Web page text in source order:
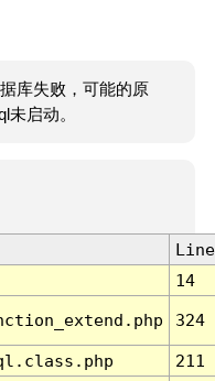
库失败，可能的原
启动。
Line
14
324
211